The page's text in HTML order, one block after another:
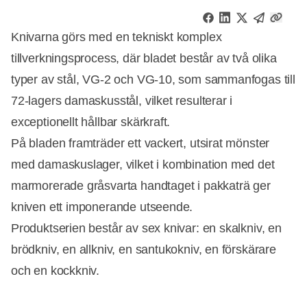
Knivarna görs med en tekniskt komplex
tillverkningsprocess, där bladet består av två olika
typer av stål, VG-2 och VG-10, som sammanfogas till
72-lagers damaskusstål, vilket resulterar i
exceptionellt hållbar skärkraft.
På bladen framträder ett vackert, utsirat mönster
med damaskuslager, vilket i kombination med det
marmorerade gråsvarta handtaget i pakkaträ ger
kniven ett imponerande utseende.
Produktserien består av sex knivar: en skalkniv, en
brödkniv, en allkniv, en santukokniv, en förskärare
och en kockkniv.